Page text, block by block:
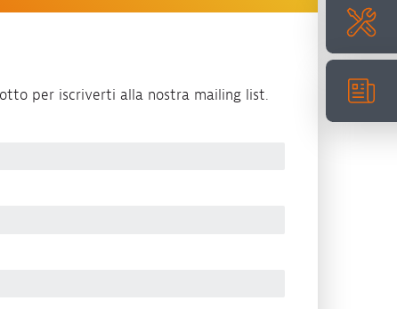
per iscriverti alla nostra mailing list.